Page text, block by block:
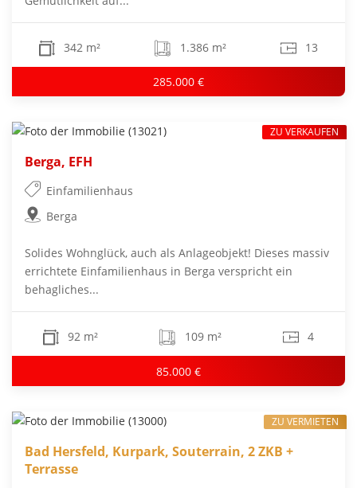
342 m² 1.386 m² 13
285.000 €
Berga, EFH
Einfamilienhaus
Berga
Solides Wohnglück, auch als Anlageobjekt! Dieses massiv
errichtete Einfamilienhaus in Berga verspricht ein
behagliches...
92 m² 109 m² 4
85.000 €
ZU VERKAUFEN
Bad Hersfeld, Kurpark, Souterrain, 2 ZKB +
Terrasse
ZU VERMIETEN